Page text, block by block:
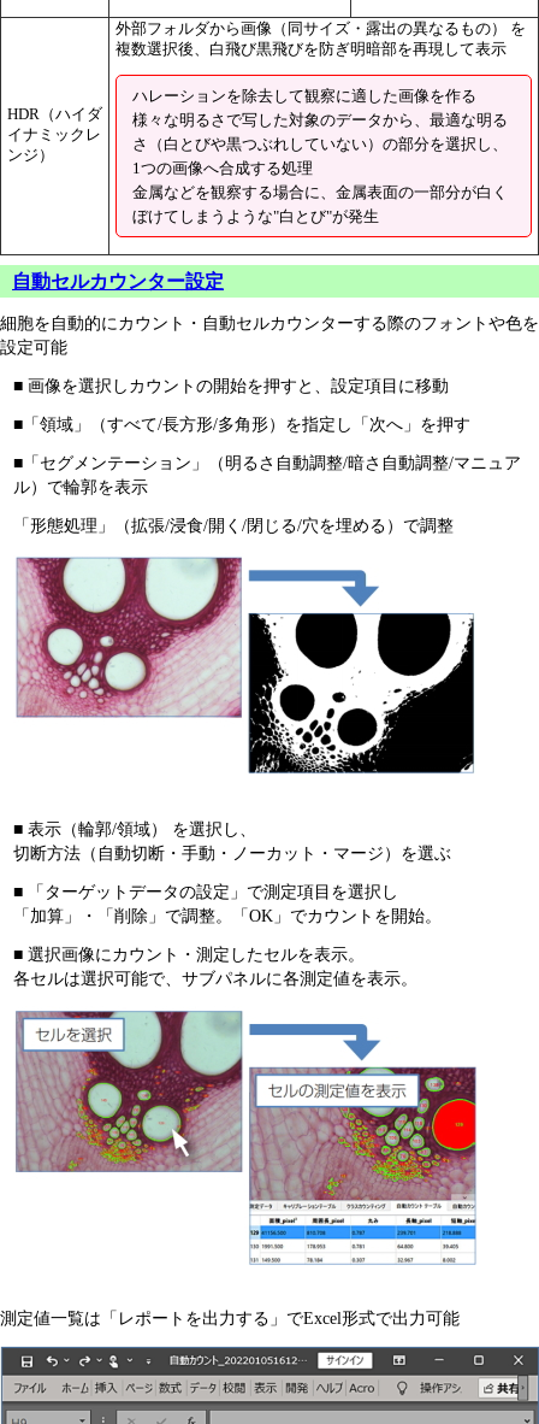
HDR（ハイダ
イナミックレ
ンジ）
外部フォルダから画像（同サイズ・露出の異なるもの） を
複数選択後、白飛び黒飛びを防ぎ明暗部を再現して表示
ハレーションを除去して観察に適した画像を作る
様々な明るさで写した対象のデータから、最適な明る
さ（白とびや黒つぶれしていない）の部分を選択し、
1つの画像へ合成する処理
金属などを観察する場合に、金属表面の一部分が白く
ぼけてしまうような"白とび"が発生
自動セルカウンター設定
細胞を自動的にカウント・自動セルカウンターする際のフォントや色を
設定可能
■ 画像を選択しカウントの開始を押すと、設定項目に移動
■「領域」（すべて/長方形/多角形）を指定し「次へ」を押す
■「セグメンテーション」（明るさ自動調整/暗さ自動調整/マニュア
ル）で輪郭を表示
「形態処理」（拡張/浸食/開く/閉じる/穴を埋める）で調整
■ 表示（輪郭/領域） を選択し、
切断方法（自動切断・手動・ノーカット・マージ）を選ぶ
■ 「ターゲットデータの設定」で測定項目を選択し
「加算」・「削除」で調整。「OK」でカウントを開始。
■ 選択画像にカウント・測定したセルを表示。
各セルは選択可能で、サブパネルに各測定値を表示。
測定値一覧は「レポートを出力する」でExcel形式で出力可能